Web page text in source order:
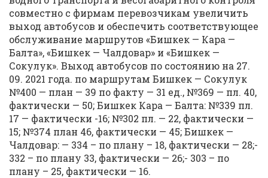
совместно с фирмам перевозчикам увеличить
выход автобусов и обеспечить соответствующее
обслуживание маршрутов «Бишкек — Кара —
Балта», «Бишкек — Чалдовар» и «Бишкек —
Сокулук». Выход автобусов по состоянию на 27.
09. 2021 года. по маршрутам Бишкек — Сокулук
№400 — план — 39 по факту — 31 ед., №369 — пл. 40,
фактически — 50; Бишкек Кара — Балта: №339 пл.
17 — фактически -16; №302 пл. — 22, фактически —
15; №374 план 46, фактически — 45; Бишкек —
Чалдовар: — 334 – по плану – 18, фактически — 28;-
332 – по плану 33, фактически — 26;- 303 – по
плану – 25, фактически — 16.